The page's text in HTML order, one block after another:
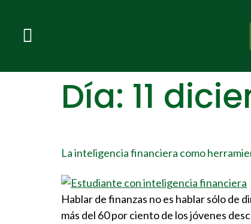
Día: 11
La inteligencia financiera como
Hablar de finanzas no es hablar sólo de
más del 60 por ciento de los jóvenes